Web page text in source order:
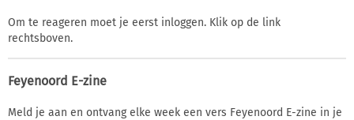
Om te reageren moet je eerst inloggen. Klik op de link
rechtsboven.
Feyenoord E-zine
Meld je aan en ontvang elke week een vers Feyenoord E-zine in je